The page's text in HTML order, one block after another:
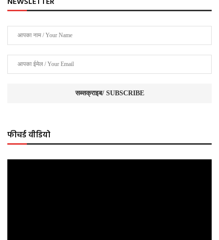
फीचर्ड वीडियो